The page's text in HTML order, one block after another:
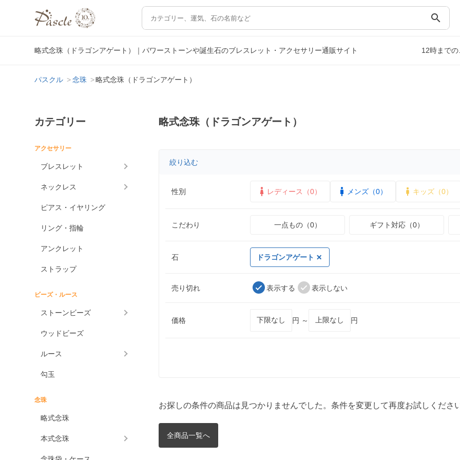
search
略式念珠（ドラゴンアゲート）｜パワーストーンや誕生石のブレスレット・アクセサリー通販サイト 12時まで
パスクル 念珠 略式念珠（ドラゴンアゲート）
カテゴリー
アクセサリー
ブレスレット
ネックレス
ピアス・イヤリング
リング・指輪
アンクレット
ストラップ
ビーズ・ルース
ストーンビーズ
ウッドビーズ
ルース
勾玉
念珠
略式念珠
本式念珠
略式念珠（ドラゴンアゲート）
絞り込む
性別 レディース（0） メンズ（0） キッズ（0）
こだわり 一点もの（0） ギフト対応（0）
石 ドラゴンアゲート
売り切れ 表示する 表示しない
価格 円 ～ 円
お探しの条件の商品は見つかりませんでした。条件を変更して再度お試しください
全商品一覧へ